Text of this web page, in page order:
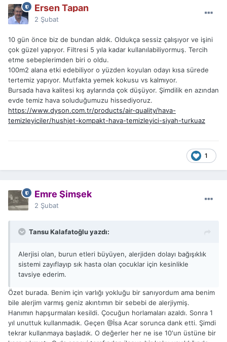
Ersen Tapan
2 Şubat
10 gün önce biz de bundan aldık. Oldukça sessiz çalışıyor ve işini
çok güzel yapıyor. Filtresi 5 yıla kadar kullanılabiliyormuş. Tercih
etme sebeplerimden biri o oldu.
100m2 alana etki edebiliyor o yüzden koyulan odayı kısa sürede
tertemiz yapıyor. Mutfakta yemek kokusu vs kalmıyor.
Bursada hava kalitesi kış aylarında çok düşüyor. Şimdilik en azından
evde temiz hava soluduğumuzu hissediyoruz.
https://www.dyson.com.tr/products/air-quality/hava-
temizleyiciler/hushjet-kompakt-hava-temizleyici-siyah-turkuaz
1
Emre Şimşek
2 Şubat
Tansu Kalafatoğlu yazdı:
Alerjisi olan, burun etleri büyüyen, alerjiden dolayı bağışıklık
sistemi zayıflayıp sık hasta olan çocuklar için kesinlikle
tavsiye ederim.
Özet burada. Benim için varlığı yokluğu bir sanıyordum ama benim
bile alerjim varmış geniz akıntımın bir sebebi de alerjiymiş.
Hanımın hapşurmaları kesildi. Çocuğun horlamaları azaldı. Sonra 1
yıl unuttuk kullanmadık. Geçen @İsa Acar sorunca dank etti. Şimdi
tekrar kullanmaya başladık. O değerler her ne ise 10'un üstüne bir